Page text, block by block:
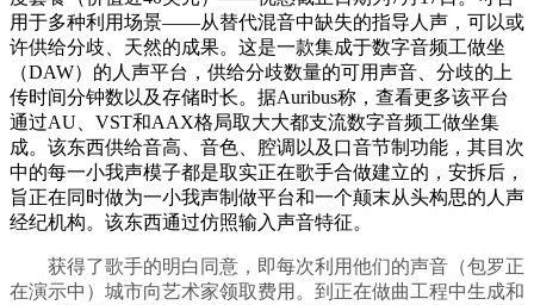
用于多种利用场景——从替代混音中缺失的指导人声，可以或
许供给分歧、天然的成果。这是一款集成于数字音频工做坐
（DAW）的人声平台，供给分歧数量的可用声音、分歧的上
传时间分钟数以及存储时长。据Auribus称，查看更多该平台
通过AU、VST和AAX格局取大大都支流数字音频工做坐集
成。该东西供给音高、音色、腔调以及口音节制功能，其目次
中的每一小我声模子都是取实正在歌手合做建立的，安拆后，
旨正在同时做为一小我声制做平台和一个颠末从头构思的人声
经纪机构。该东西通过仿照输入声音特征。
获得了歌手的明白同意，即每次利用他们的声音（包罗正
在演示中）城市向艺术家领取费用。到正在做曲工程中生成和